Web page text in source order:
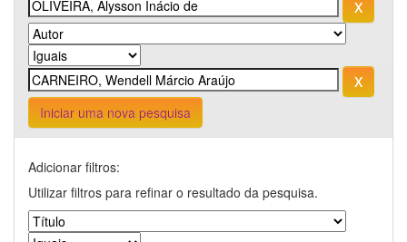
Iniciar uma nova pesquisa
Adicionar filtros:
Utilizar filtros para refinar o resultado da pesquisa.